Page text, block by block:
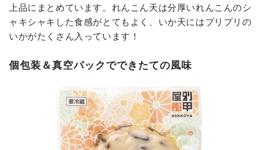
上品にまとめています。れんこん天は分厚いれんこんのシ
ャキシャキした食感がとてもよく、いか天にはプリプリの
いかがたくさん入っています！
個包装＆真空パックでできたての風味